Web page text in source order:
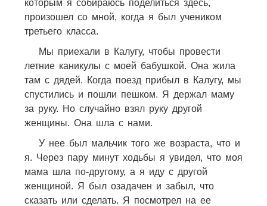
которым я собираюсь поделиться здесь,
произошел со мной, когда я был учеником
третьего класса.
Мы приехали в Калугу, чтобы провести
летние каникулы с моей бабушкой. Она жила
там с дядей. Когда поезд прибыл в Калугу, мы
спустились и пошли пешком. Я держал маму
за руку. Но случайно взял руку другой
женщины. Она шла с нами.
У нее был мальчик того же возраста, что и
я. Через пару минут ходьбы я увидел, что моя
мама шла по-другому, а я иду с другой
женщиной. Я был озадачен и забыл, что
сказать или сделать. Я посмотрел на ее